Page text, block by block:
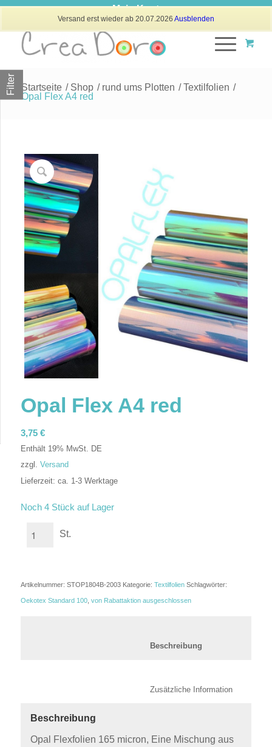
Mein Konto
Startseite / Shop / rund ums Plotten / Textilfolien /
Opal Flex A4 red
Opal Flex A4 red
3,75 €
Enthält 19% MwSt. DE
zzgl. Versand
Lieferzeit: ca. 1-3 Werktage
Noch 4 Stück auf Lager
St.
Artikelnummer: STOP1804B-2003 Kategorie: Textilfolien Schlagwörter:
Oekotex Standard 100, von Rabattaktion ausgeschlossen
Beschreibung
Opal Flexfolien 165 micron, Eine Mischung aus
Filter
Versand erst wieder ab 20.07.2026 Ausblenden